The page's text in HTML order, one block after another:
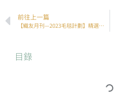
前往上一篇
【織友月刊—2023毛毯計劃】精選合集（下）
目錄